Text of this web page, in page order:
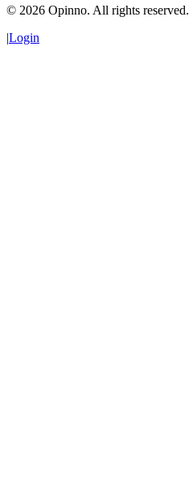
© 2026 Opinno. All rights reserved.
|Login